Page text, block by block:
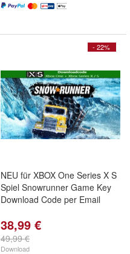
- 22%
NEU für XBOX One Series X S
Spiel Snowrunner Game Key
Download Code per Email
38,99 €
49,99 €
Download